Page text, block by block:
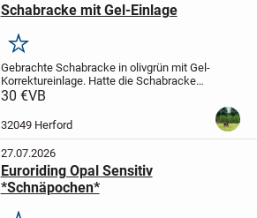
Schabracke mit Gel-Einlage
Merken
Gebrachte Schabracke in olivgrün mit Gel-
Korrektureinlage. Hatte die Schabracke
unter einem VSD Sattel mit 17 und 18
vorhanden. Da die neue EU-Richtlinie...
30 €VB
32049 Herford
27.07.2026
Euroriding Opal Sensitiv
*Schnäpochen*